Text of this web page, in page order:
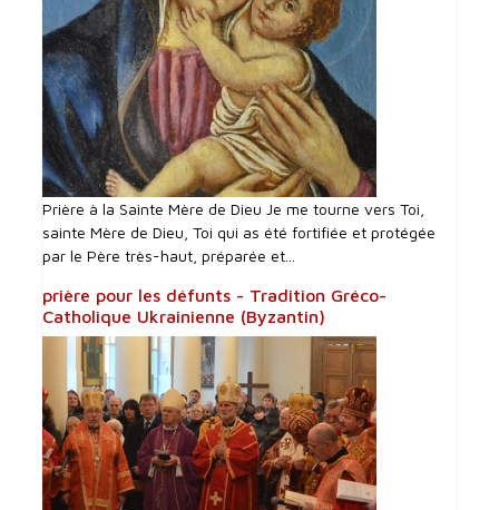
Prière à la Sainte Mère de Dieu Je me tourne vers Toi,
sainte Mère de Dieu, Toi qui as été fortifiée et protégée
par le Père très-haut, préparée et...
prière pour les défunts - Tradition Gréco-
Catholique Ukrainienne (Byzantin)